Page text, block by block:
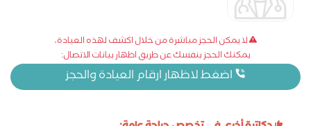
لا يمكن الحجز مباشرة من خلال اكشف لهذه العيادة،
يمكنك الحجز بنفسك عن طريق اظهار بيانات الاتصال:
اضغط لاظهار ارقام العيادة والحجز